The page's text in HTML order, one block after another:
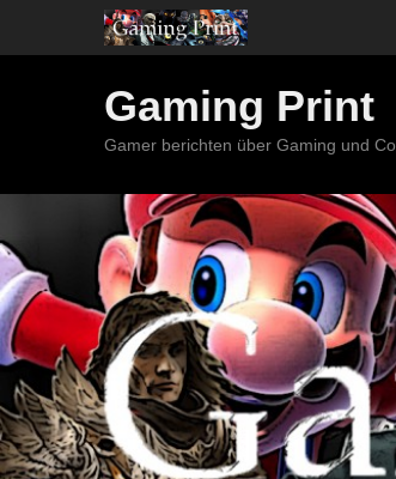
Gaming Print
Gamer berichten über Gaming und Co